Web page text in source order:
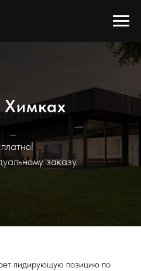
Химках
заказу
лидирующую позицию по